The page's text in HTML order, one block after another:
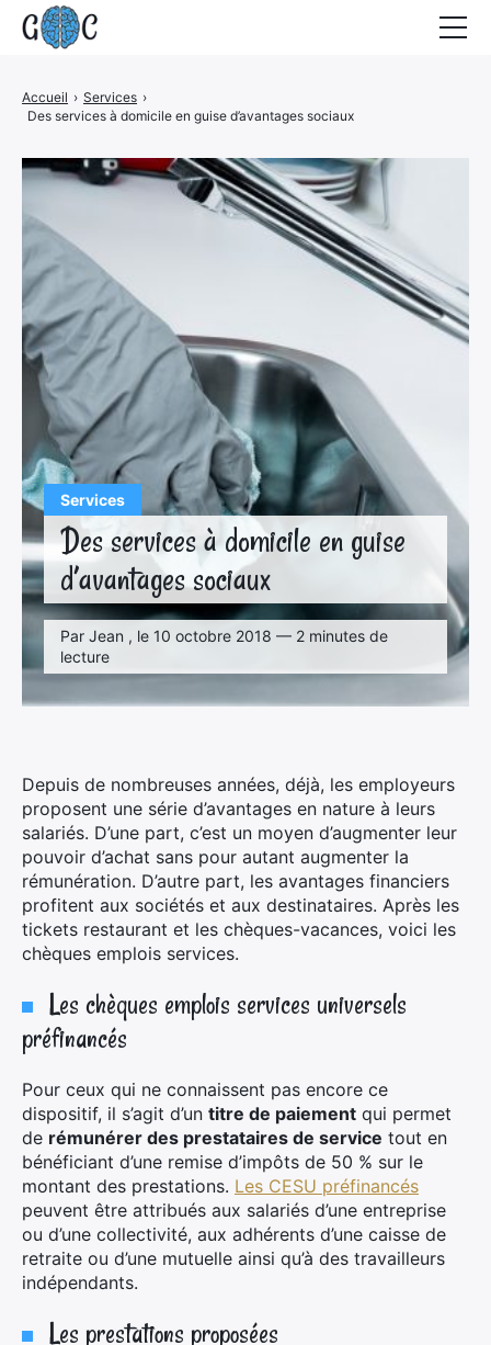
Services
Des services à domicile en guise
d’avantages sociaux
Par Jean , le 10 octobre 2018 — 2 minutes de
lecture
Accueil › Services ›
Des services à domicile en guise d’avantages sociaux
Depuis de nombreuses années, déjà, les employeurs
proposent une série d’avantages en nature à leurs
salariés. D’une part, c’est un moyen d’augmenter leur
pouvoir d’achat sans pour autant augmenter la
rémunération. D’autre part, les avantages financiers
profitent aux sociétés et aux destinataires. Après les
tickets restaurant et les chèques-vacances, voici les
chèques emplois services.
Les chèques emplois services universels
préfinancés
Pour ceux qui ne connaissent pas encore ce
dispositif, il s’agit d’un titre de paiement qui permet
de rémunérer des prestataires de service tout en
bénéficiant d’une remise d’impôts de 50 % sur le
montant des prestations. Les CESU préfinancés
peuvent être attribués aux salariés d’une entreprise
ou d’une collectivité, aux adhérents d’une caisse de
retraite ou d’une mutuelle ainsi qu’à des travailleurs
indépendants.
Les prestations proposées
Actualités
Contact